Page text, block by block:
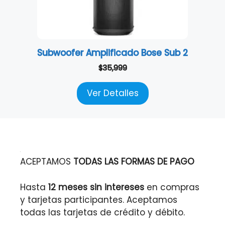
Subwoofer Amplificado Bose Sub 2
$35,999
Ver Detalles
ACEPTAMOS TODAS LAS FORMAS DE PAGO
Hasta 12 meses sin intereses en compras
y tarjetas participantes. Aceptamos
todas las tarjetas de crédito y débito.